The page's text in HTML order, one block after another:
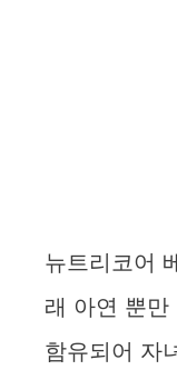
뉴트리코어
래 아연 뿐
함유되어 자